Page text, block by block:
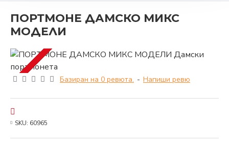
ПОРТМОНЕ ДАМСКО МИКС
МОДЕЛИ
Базиран на 0 ревюта. - Напиши ревю
SKU: 60965